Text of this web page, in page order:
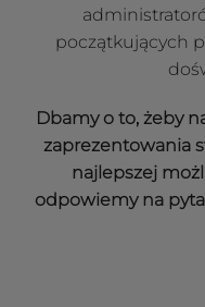
początkujących
Dbamy o to, żeby
zaprezentowania
najlepszej
odpowiemy na